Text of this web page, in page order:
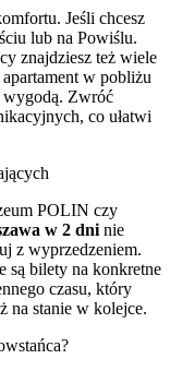
Jeśli chcesz
lub na Powiślu.
znajdziesz też wiele
w pobliżu
wygodą. Zwróć
co ułatwi
POLIN czy
w 2 dni nie
z wyprzedzeniem.
są bilety na konkretne
czasu, który
na stanie w kolejce.